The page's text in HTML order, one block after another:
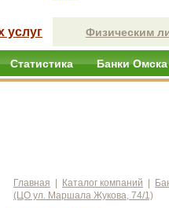
услуг Физическим
Статистика Банки Омска
Главная Каталог компаний
(ЦО ул. Маршала Жукова, 74/1)